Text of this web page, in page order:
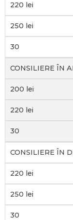
220 lei
250 lei
30
CONSILIERE ÎN
200 lei
220 lei
30
CONSILIERE ÎN
220 lei
250 lei
30